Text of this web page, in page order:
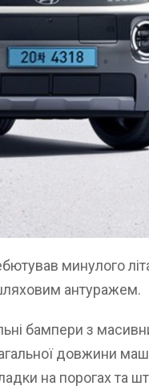
минулого
антуражем.
бампери з
довжини
на порогах та